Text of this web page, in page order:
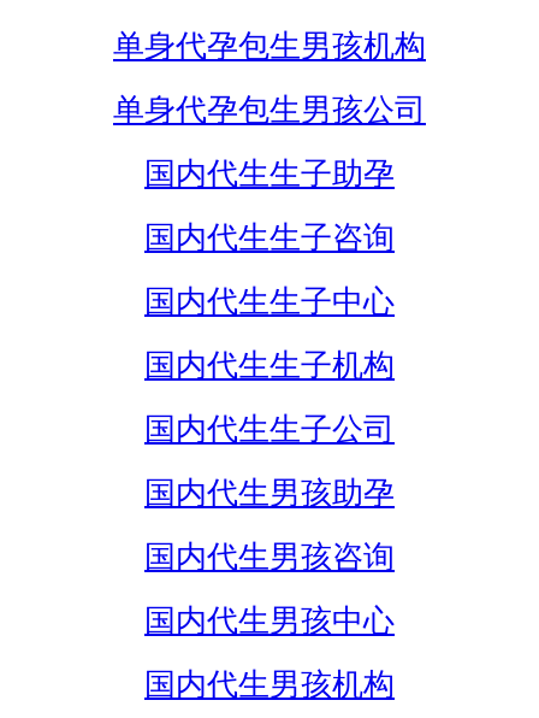
单身代孕包生男孩机构
单身代孕包生男孩公司
国内代生生子助孕
国内代生生子咨询
国内代生生子中心
国内代生生子机构
国内代生生子公司
国内代生男孩助孕
国内代生男孩咨询
国内代生男孩中心
国内代生男孩机构